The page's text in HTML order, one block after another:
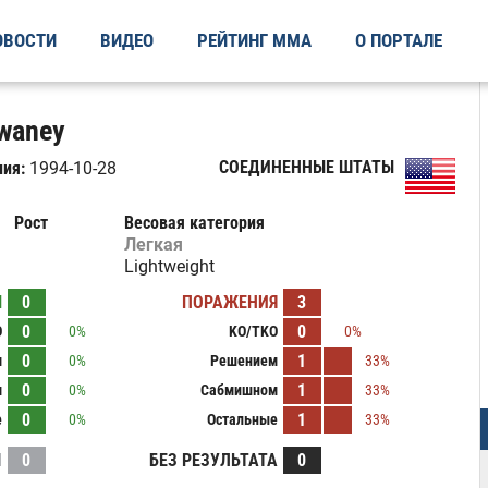
ВИДЕО РЕЙТИНГ ММА О ПОРТАЛЕ
1994-10-28
СОЕДИНЕННЫЕ ШТАТЫ
Рост
Весовая категория
Легкая
Lightweight
0
0
0%
0
0%
0
0%
0 0%
ПОРАЖЕНИЯ 3
KO/TKO 0
0%
Решением
1
33%
Сабмишном
1
33%
Остальные
1 33%
0 БЕЗ РЕЗУЛЬТАТА 0